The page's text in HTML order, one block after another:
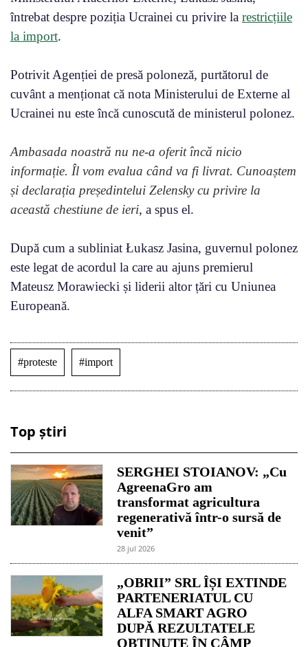
întrebat despre poziția Ucrainei cu privire la restricțiile
la import.
Potrivit Agenției de presă poloneză, purtătorul de
cuvânt a menționat că nota Ministerului de Externe al
Ucrainei nu este încă cunoscută de ministerul polonez.
Ambasada noastră nu ne-a oferit încă nicio
informație. Îl vom evalua când va fi livrat. Cunoaștem
și declarația președintelui Zelensky cu privire la
această chestiune de ieri, a spus el.
După cum a subliniat Łukasz Jasina, guvernul polonez
este legat de acordul la care au ajuns premierul
Mateusz Morawiecki și liderii altor țări cu Uniunea
Europeană.
#proteste #import
Top știri
SERGHEI STOIANOV: „Cu
AgreenaGro am
transformat agricultura
regenerativă într-o sursă de
venit”
28 jul 2026
„OBRII” SRL ÎȘI EXTINDE
PARTENERIATUL CU
ALFA SMART AGRO
DUPĂ REZULTATELE
OBȚINUTE ÎN CÂMP